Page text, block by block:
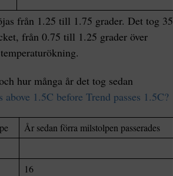
från 1.25 till 1.75 grader. Det tog 35
från 0.75 till 1.25 grader över
hur många år det tog sedan
above 1.5C before Trend passes 1.5C?
År sedan förra milstolpen passerades
16